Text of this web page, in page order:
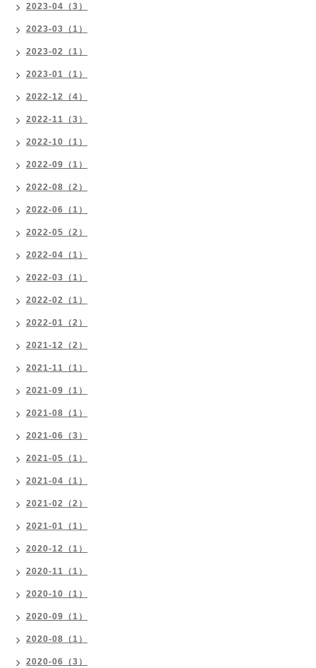
2023-04（3）
2023-03（1）
2023-02（1）
2023-01（1）
2022-12（4）
2022-11（3）
2022-10（1）
2022-09（1）
2022-08（2）
2022-06（1）
2022-05（2）
2022-04（1）
2022-03（1）
2022-02（1）
2022-01（2）
2021-12（2）
2021-11（1）
2021-09（1）
2021-08（1）
2021-06（3）
2021-05（1）
2021-04（1）
2021-02（2）
2021-01（1）
2020-12（1）
2020-11（1）
2020-10（1）
2020-09（1）
2020-08（1）
2020-06（3）